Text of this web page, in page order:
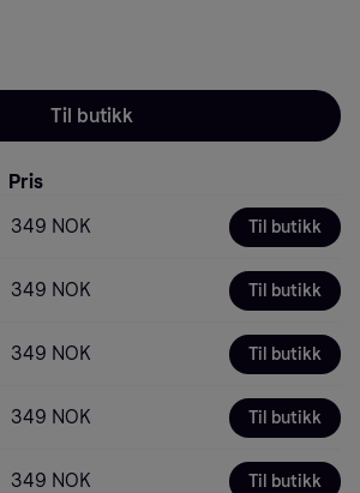
Til butikk
Pris
349 NOK Til butikk
349 NOK Til butikk
349 NOK Til butikk
349 NOK Til butikk
349 NOK Til butikk